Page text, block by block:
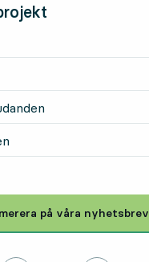
på våra nyhetsbrev
, Öppnas i modal